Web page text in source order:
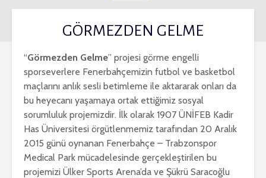
GÖRMEZDEN GELME
“Görmezden Gelme” projesi görme engelli
sporseverlere Fenerbahçemizin futbol ve basketbol
maçlarını anlık sesli betimleme ile aktararak onları da
bu heyecanı yaşamaya ortak ettiğimiz sosyal
sorumluluk projemizdir. İlk olarak 1907 ÜNİFEB Kadir
Has Üniversitesi örgütlenmemiz tarafından 20 Aralık
2015 günü oynanan Fenerbahçe – Trabzonspor
Medical Park mücadelesinde gerçekleştirilen bu
projemizi Ülker Sports Arena’da ve Şükrü Saracoğlu